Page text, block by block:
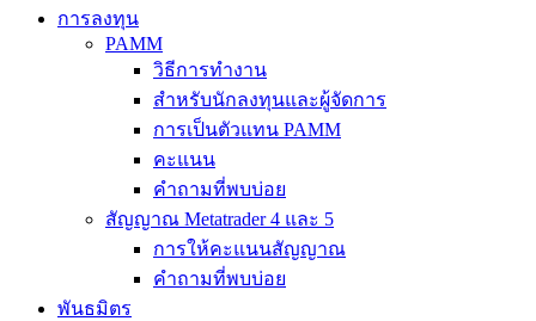
การลงทุน
PAMM
วิธีการทำงาน
สำหรับนักลงทุนและผู้จัดการ
การเป็นตัวแทน PAMM
คะแนน
คำถามที่พบบ่อย
สัญญาณ Metatrader 4 และ 5
การให้คะแนนสัญญาณ
คำถามที่พบบ่อย
พันธมิตร